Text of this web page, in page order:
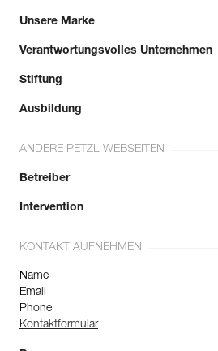
Unsere Marke
Verantwortungsvolles Unternehmen
Stiftung
Ausbildung
ANDERE PETZL WEBSEITEN
Betreiber
Intervention
KONTAKT AUFNEHMEN
Name
Email
Phone
Kontaktformular